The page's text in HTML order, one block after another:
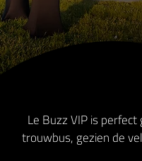
Le Buzz VIP is
trouwbus, gezien de